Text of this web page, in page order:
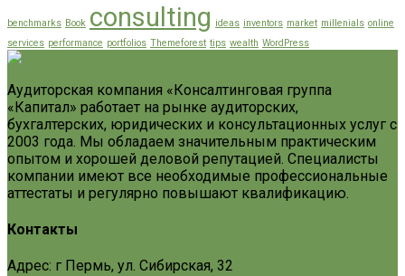
benchmarks Book consulting ideas inventors market millenials online
services performance portfolios Themeforest tips wealth WordPress
Аудиторская компания «Консалтинговая группа
«Капитал» работает на рынке аудиторских,
бухгалтерских, юридических и консультационных услуг с
2003 года. Мы обладаем значительным практическим
опытом и хорошей деловой репутацией. Специалисты
компании имеют все необходимые профессиональные
аттестаты и регулярно повышают квалификацию.
Контакты
Адрес: г Пермь, ул. Сибирская, 32